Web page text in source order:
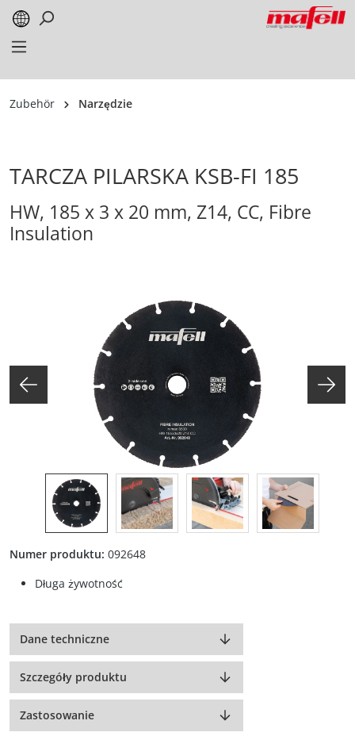
springen
Zubehör Narzędzie
TARCZA PILARSKA KSB-FI 185
HW, 185 x 3 x 20 mm, Z14, CC, Fibre
Insulation
Bildergalerie überspringen
Numer produktu: 092648
Długa żywotność
Dane techniczne
Szczegóły produktu
Zastosowanie